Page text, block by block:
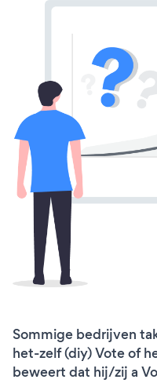
Sommige bedrijven
het-zelf (diy) Vote of
beweert dat hij/zij a